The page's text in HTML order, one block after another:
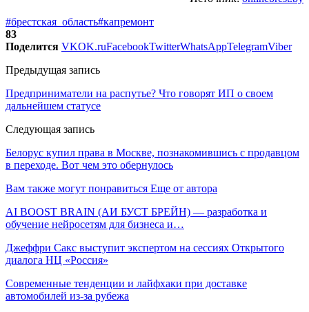
#брестская_область#капремонт
83
Поделится VKOK.ruFacebookTwitterWhatsAppTelegramViber
Предыдущая запись
Предприниматели на распутье? Что говорят ИП о своем
дальнейшем статусе
Следующая запись
Белорус купил права в Москве, познакомившись с продавцом
в переходе. Вот чем это обернулось
Вам также могут понравиться Еще от автора
AI BOOST BRAIN (АИ БУСТ БРЕЙН) — разработка и
обучение нейросетям для бизнеса и…
Джеффри Сакс выступит экспертом на сессиях Открытого
диалога НЦ «Россия»
Современные тенденции и лайфхаки при доставке
автомобилей из-за рубежа